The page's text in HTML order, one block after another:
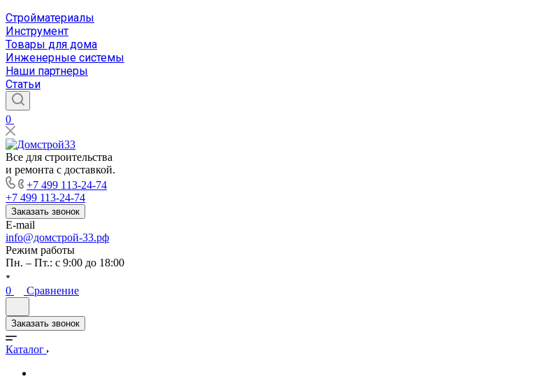
Стройматериалы
Инструмент
Товары для дома
Инженерные системы
Наши партнеры
Статьи
0
Все для строительства
и ремонта с доставкой.
+7 499 113-24-74
+7 499 113-24-74
Заказать звонок
E-mail
info@домстрой-33.рф
Режим работы
Пн. – Пт.: с 9:00 до 18:00
0 Сравнение
Заказать звонок
Каталог